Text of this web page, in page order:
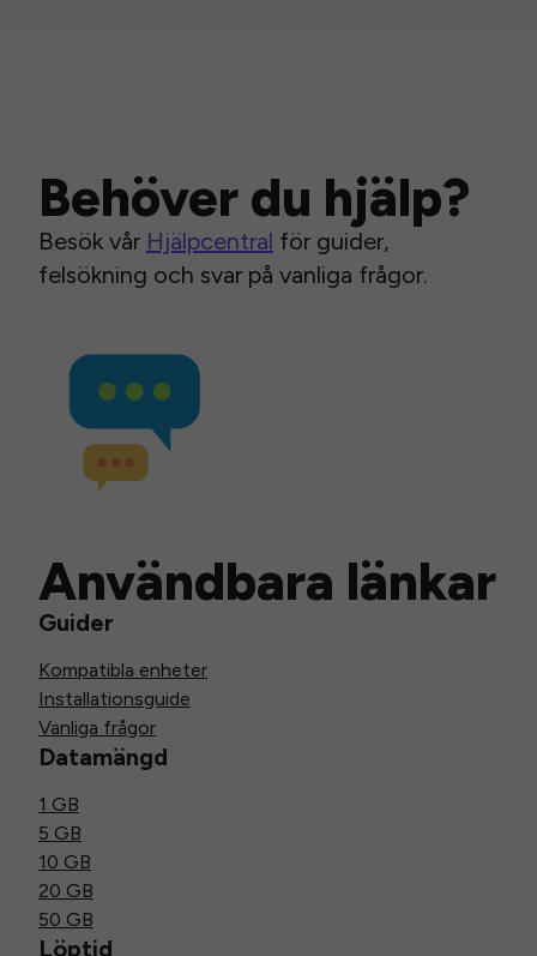
Behöver du hjälp?
Besök vår Hjälpcentral för guider,
felsökning och svar på vanliga frågor.
Användbara länkar
Guider
Kompatibla enheter
Installationsguide
Vanliga frågor
Datamängd
1 GB
5 GB
10 GB
20 GB
50 GB
Löptid